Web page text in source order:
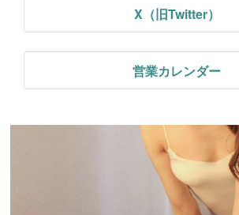
X（旧Twitter）
営業カレンダー